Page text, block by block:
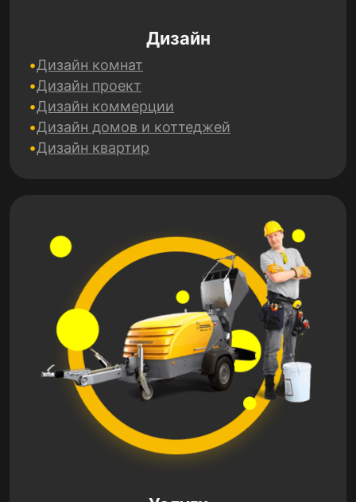
Дизайн
Дизайн комнат
Дизайн проект
Дизайн коммерции
Дизайн домов и коттеджей
Дизайн квартир